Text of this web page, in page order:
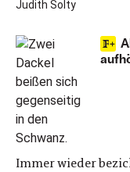
Judith Solty
Immer wieder